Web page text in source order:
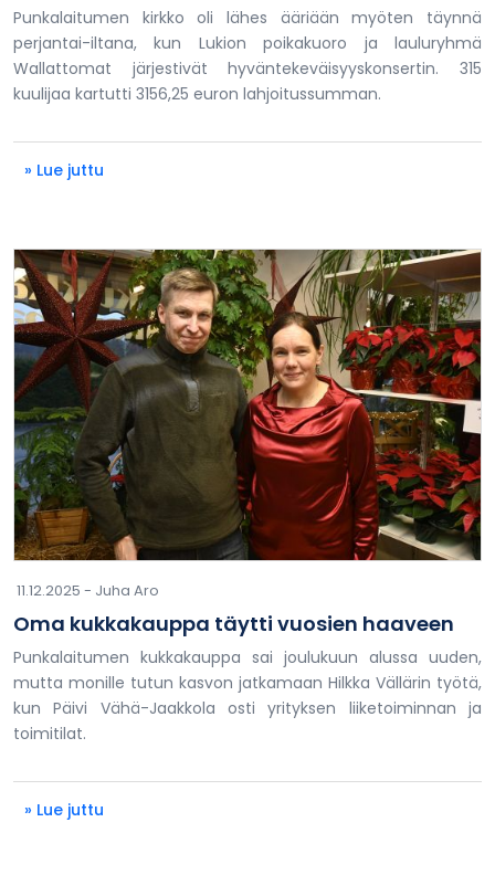
Punkalaitumen kirkko oli lähes ääriään myöten täynnä
perjantai-iltana, kun Lukion poikakuoro ja lauluryhmä
Wallattomat järjestivät hyväntekeväisyyskonsertin. 315
kuulijaa kartutti 3156,25 euron lahjoitussumman.
» Lue juttu
11.12.2025 - Juha Aro
Oma kukkakauppa täytti vuosien haaveen
Punkalaitumen kukkakauppa sai joulukuun alussa uuden,
mutta monille tutun kasvon jatkamaan Hilkka Vällärin työtä,
kun Päivi Vähä-Jaakkola osti yrityksen liiketoiminnan ja
toimitilat.
» Lue juttu